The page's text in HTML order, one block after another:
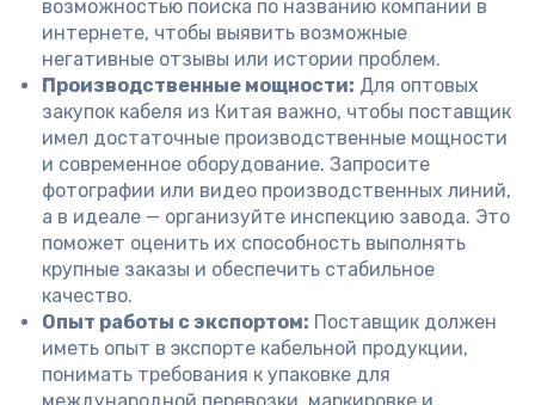
возможностью поиска по названию компании в
интернете, чтобы выявить возможные
негативные отзывы или истории проблем.
Производственные мощности: Для оптовых
закупок кабеля из Китая важно, чтобы поставщик
имел достаточные производственные мощности
и современное оборудование. Запросите
фотографии или видео производственных линий,
а в идеале — организуйте инспекцию завода. Это
поможет оценить их способность выполнять
крупные заказы и обеспечить стабильное
качество.
Опыт работы с экспортом: Поставщик должен
иметь опыт в экспорте кабельной продукции,
понимать требования к упаковке для